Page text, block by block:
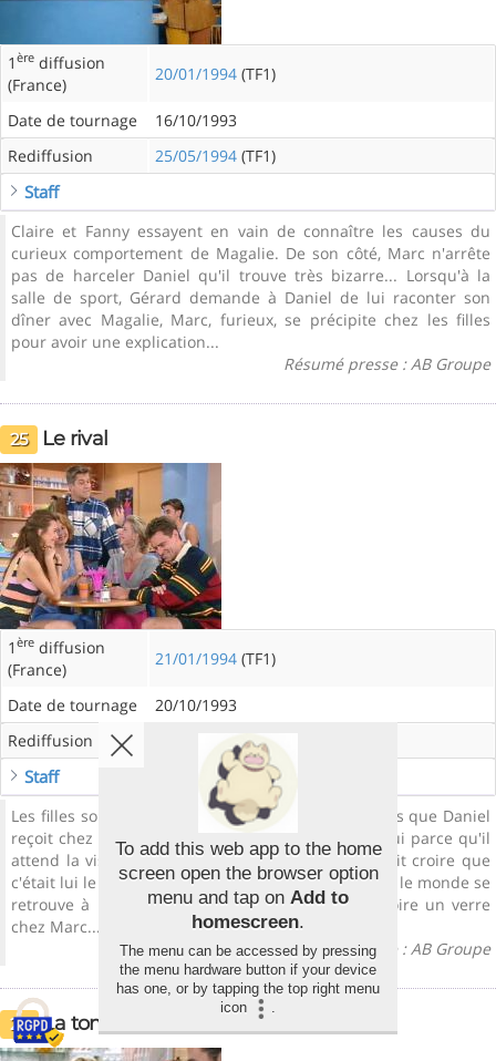
1 ère diffusion
(France)
20/01/1994 (TF1)
Date de tournage
16/10/1993
Rediffusion
25/05/1994 (TF1)
Staff
Claire et Fanny essayent en vain de connaître les causes du
curieux comportement de Magalie. De son côté, Marc n'arrête
pas de harceler Daniel qu'il trouve très bizarre... Lorsqu'à la
salle de sport, Gérard demande à Daniel de lui raconter son
dîner avec Magalie, Marc, furieux, se précipite chez les filles
pour avoir une explication...
Résumé presse : AB Groupe
25 Le rival
1 ère diffusion
(France)
21/01/1994 (TF1)
Date de tournage
20/10/1993
Rediffusion
26/05/1994(TF1)
Staff
Les filles sont furieuses du va et vient de jolies filles que Daniel
reçoit chez lui pour son travail. Marc aussi, mais lui parce qu'il
attend la visite de son cousin, Olivier, à qui il a fait croire que
c'était lui le photographe propriétaire du loft... Tout le monde se
retrouve à la cafète et Olivier invite les filles à boire un verre
chez Marc...
Résumé presse : AB Groupe
26 La tombola
To add this web app to the home
screen open the browser option
menu and tap on Add to
homescreen.
The menu can be accessed by pressing
the menu hardware button if your device
has one, or by tapping the top right menu
icon
.